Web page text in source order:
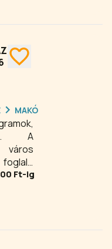
MAKÓ
A
a
a
nyári
és
Ft-ig